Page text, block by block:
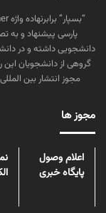
پارسی پیشنهاد و به
دانشجویی داشته و در
مجوز انتشار بین
مجوز ها
اعلام وصول
پایگاه خبری